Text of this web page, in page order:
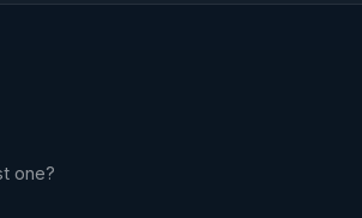
one?